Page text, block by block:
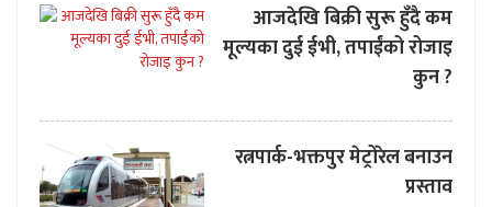
आजदेखि बिक्री सुरू हुँदै कम
मूल्यका दुई ईभी, तपाईंको रोजाइ
कुन ?
रत्नपार्क-भक्तपुर मेट्रोरेल बनाउन
प्रस्ताव